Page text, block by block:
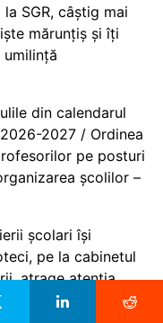
SGR, câștig mai
mărunțiș și îți
umilință
din calendarul
2027 / Ordinea
pe posturi
școlilor –
școlari își
pe la cabinetul
atrage atenția
/ Sunt spații